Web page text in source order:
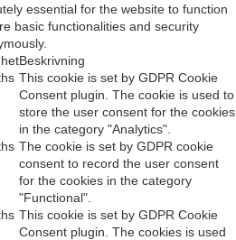
essential for the website to function
basic functionalities and security
Beskrivning
This cookie is set by GDPR Cookie
Consent plugin. The cookie is used to
store the user consent for the cookies
in the category "Analytics".
The cookie is set by GDPR cookie
consent to record the user consent
for the cookies in the category
"Functional".
This cookie is set by GDPR Cookie
Consent plugin. The cookies is used